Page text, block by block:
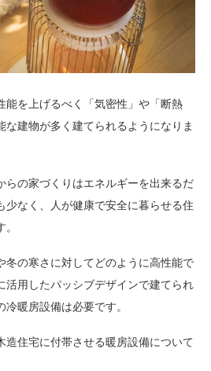
能を上げるべく「気密性」や「断熱
な建物が多く建てられるようになりま
らの家づくりはエネルギーを出来るだ
少なく、人が健康で安全に暮らせる住
冬の寒さに対してどのように高性能で
活用したパッシブデザインで建てられ
暖房設備は必要です。
造住宅に付帯させる暖房設備について